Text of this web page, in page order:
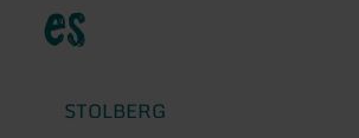
es
STOLBERG